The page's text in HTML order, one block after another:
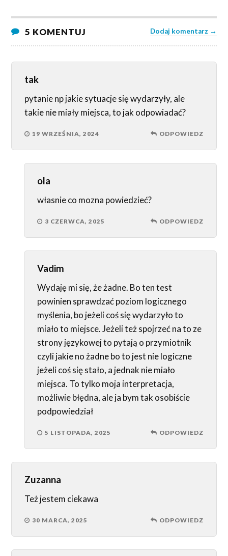
5 KOMENTUJ Dodaj komentarz →
tak
pytanie np jakie sytuacje się wydarzyły, ale
takie nie miały miejsca, to jak odpowiadać?
19 WRZEŚNIA, 2024 ODPOWIEDZ
ola
własnie co mozna powiedzieć?
3 CZERWCA, 2025 ODPOWIEDZ
Vadim
Wydaję mi się, że żadne. Bo ten test
powinien sprawdzać poziom logicznego
myślenia, bo jeżeli coś się wydarzyło to
miało to miejsce. Jeżeli też spojrzeć na to ze
strony językowej to pytają o przymiotnik
czyli jakie no żadne bo to jest nie logiczne
jeżeli coś się stało, a jednak nie miało
miejsca. To tylko moja interpretacja,
możliwie błędna, ale ja bym tak osobiście
podpowiedział
5 LISTOPADA, 2025 ODPOWIEDZ
Zuzanna
Też jestem ciekawa
30 MARCA, 2025 ODPOWIEDZ